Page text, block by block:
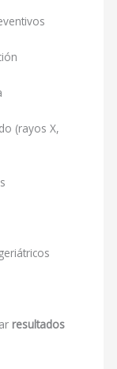
(rayos X,
resultados